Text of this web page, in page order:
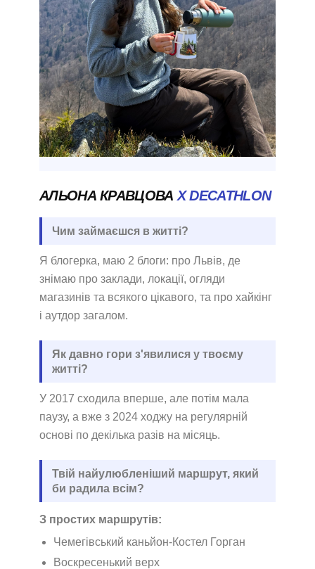
АЛЬОНА КРАВЦОВА X DECATHLON
Чим займаєшся в житті?
Я блогерка, маю 2 блоги: про Львів, де
знімаю про заклади, локації, огляди
магазинів та всякого цікавого, та про хайкінг
і аутдор загалом.
Як давно гори з'явилися у твоєму
житті?
У 2017 сходила вперше, але потім мала
паузу, а вже з 2024 ходжу на регулярній
основі по декілька разів на місяць.
Твій найулюбленіший маршрут, який
би радила всім?
З простих маршрутів:
Чемегівський каньйон-Костел Горган
Воскресенький верх